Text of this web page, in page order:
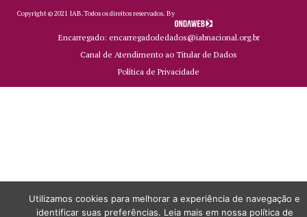
Copyright ©2021 IAB.Todos os direitos reservados. By
Encarregado: encarregadodedados@iabnacional.org.br
Canal de Atendimento ao Titular de Dados
Política de Privacidade
Utilizamos cookies para melhorar a experiência de navegação e
identificar suas preferências. Leia mais em nossa política de